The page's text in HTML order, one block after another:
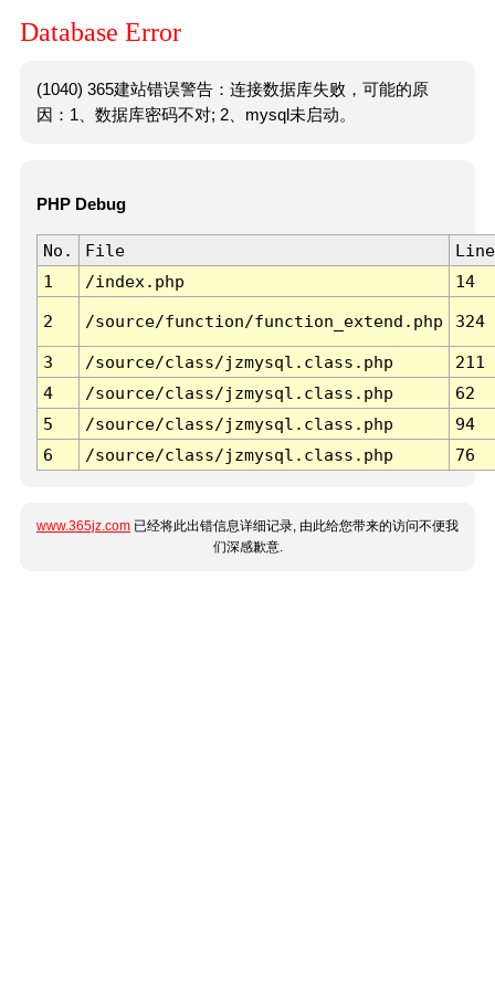
Database Error
(1040) 365建站错误警告：连接数据库失败，可能的原
因：1、数据库密码不对; 2、mysql未启动。
PHP Debug
No. File
Line
1
/index.php 14
2 /source/function/function_extend.php 324
3 /source/class/jzmysql.class.php
211
4
/source/class/jzmysql.class.php
62
5
/source/class/jzmysql.class.php
94
6
/source/class/jzmysql.class.php 76
www.365jz.com 已经将此出错信息详细记录, 由此给您带来的访问不便我
们深感歉意.